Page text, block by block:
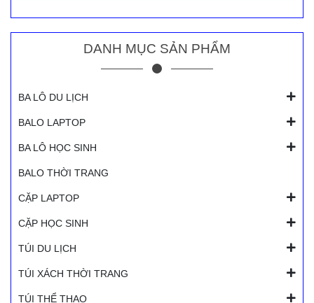
DANH MỤC SẢN PHẨM
BA LÔ DU LỊCH
BALO LAPTOP
BA LÔ HỌC SINH
BALO THỜI TRANG
CẶP LAPTOP
CẶP HỌC SINH
TÚI DU LỊCH
TÚI XÁCH THỜI TRANG
TÚI THỂ THAO